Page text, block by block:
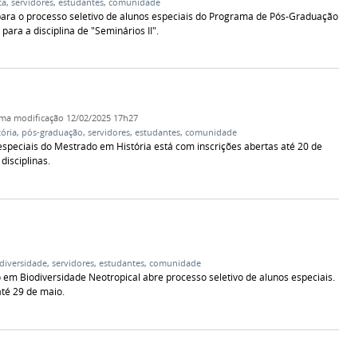
o processo seletivo de alunos especiais do Programa de Pós-Graduação
a disciplina de "Seminários II".
modificação 12/02/2025 17h27
, pós-graduação, servidores, estudantes, comunidade
do Mestrado em História está com inscrições abertas até 20 de
, servidores, estudantes, comunidade
Biodiversidade Neotropical abre processo seletivo de alunos especiais.
29 de maio.